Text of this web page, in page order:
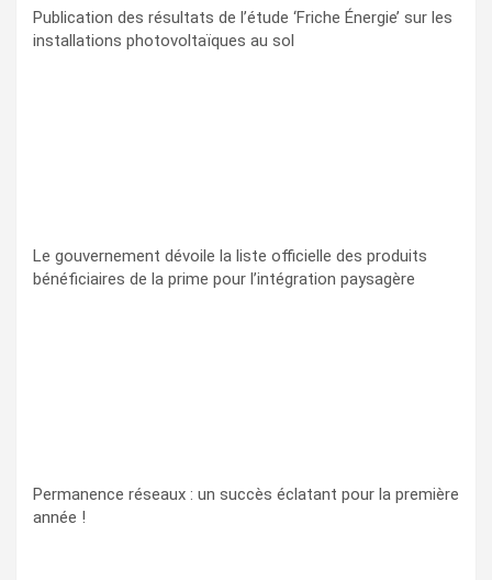
Publication des résultats de l’étude ‘Friche Énergie’ sur les
installations photovoltaïques au sol
Le gouvernement dévoile la liste officielle des produits
bénéficiaires de la prime pour l’intégration paysagère
Permanence réseaux : un succès éclatant pour la première
année !